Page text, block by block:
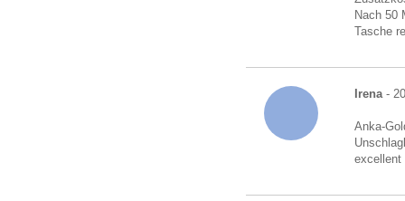
Nach 50
Tasche
Irena-
Anka-
excellent